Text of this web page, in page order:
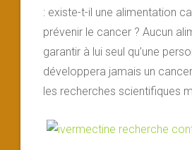
: existe-t-il une alimentation
prévenir le cancer ? Aucun
garantir à lui seul qu’une
développera jamais un
les recherches scientifiques